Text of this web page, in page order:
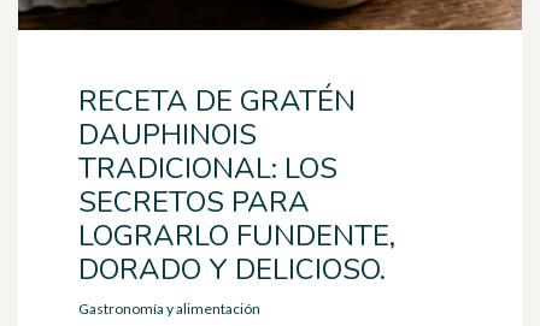
RECETA DE GRATÉN
DAUPHINOIS
TRADICIONAL: LOS
SECRETOS PARA
LOGRARLO FUNDENTE,
DORADO Y DELICIOSO.
Gastronomía y alimentación